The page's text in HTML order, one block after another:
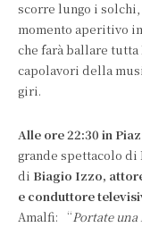
scorre lungo i
momento aperitivo
che farà ballare tutta
capolavori della
giri.
Alle ore 22:30 in
grande spettacolo
di Biagio Izzo,
e conduttore
Amalfi: “Portate una